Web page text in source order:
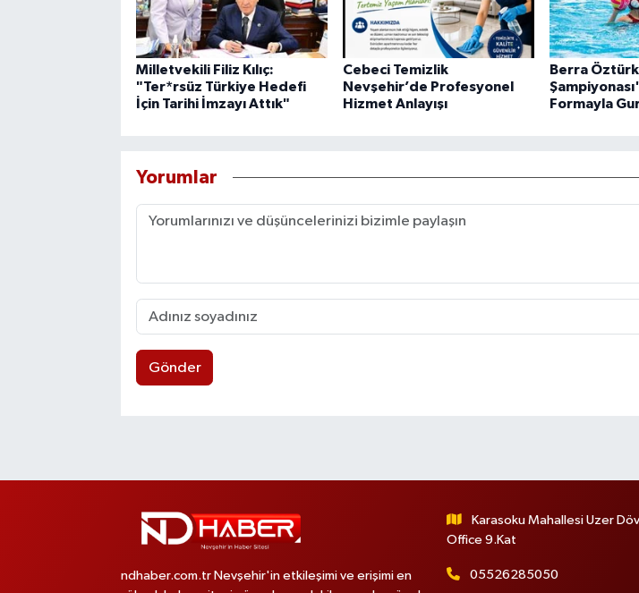
Milletvekili Filiz Kılıç:
"Ter*rsüz Türkiye Hedefi
İçin Tarihi İmzayı Attık"
Cebeci Temizlik
Nevşehir’de Profesyonel
Hizmet Anlayışı
Berra
Formayla
Yorumlar
Gönder
ndhaber.com.tr Nevşehir'in etkileşimi ve erişimi en
Karasoku Mahallesi Uzer
Office 9.Kat
05526285050